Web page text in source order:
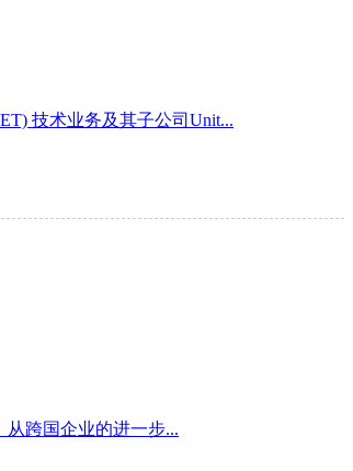
技术业务及其子公司Unit...
跨国企业的进一步...